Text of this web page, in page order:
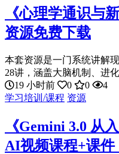
《心理学通识与
资源免费下载
本套资源是一门系统讲解
28讲，涵盖大脑机制、进
19 小时前
0 0
4
学习培训/课程 资源
《Gemini 3.0 从
AI视频课程+课